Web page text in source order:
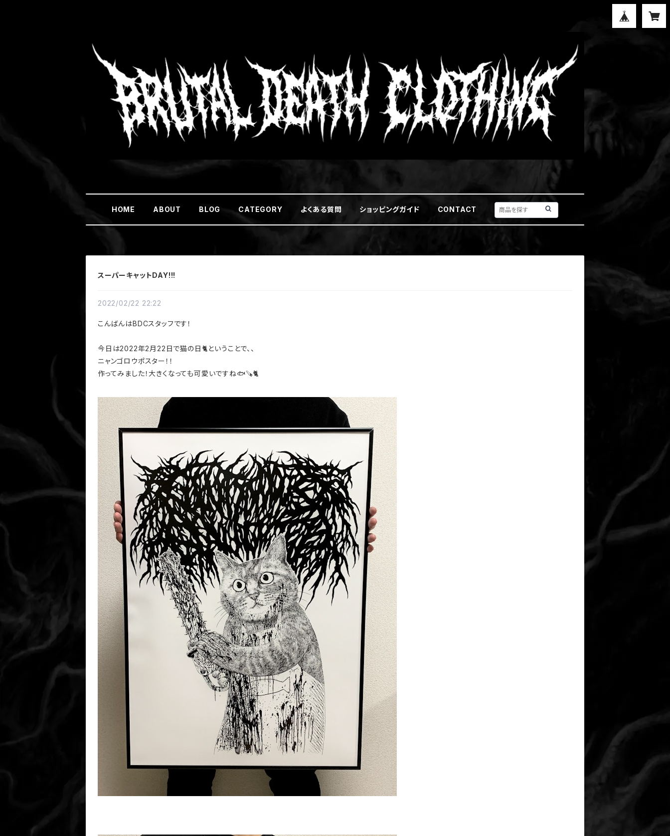
HOME ABOUT BLOG CATEGORY よくある質問 ショッピングガイド CONTACT
スーパーキャットDAY!!!
2022/02/22 22:22
こんばんはBDCスタッフです！
今日は2022年2月22日で猫の日🐈ということで、、
ニャンゴロウポスター！！
作ってみました！大きくなっても可愛いですね🐟🪚🐈